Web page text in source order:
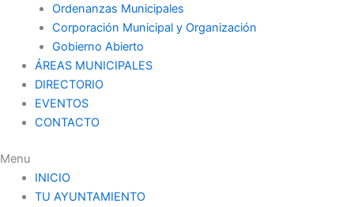
Ordenanzas Municipales
Corporación Municipal y Organización
Gobierno Abierto
ÁREAS MUNICIPALES
DIRECTORIO
EVENTOS
CONTACTO
Menu
INICIO
TU AYUNTAMIENTO